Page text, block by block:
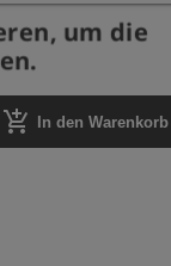
um die
add_shopping_cart In den Warenkorb